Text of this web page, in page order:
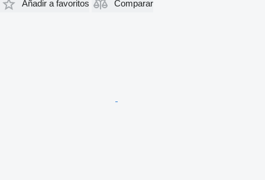
Añadir a favoritos
Comparar